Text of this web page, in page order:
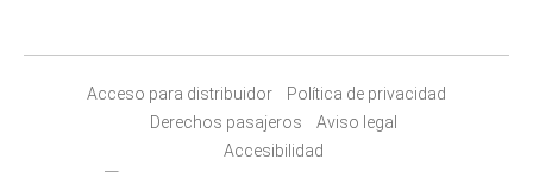
Acceso para distribuidor
Política de privacidad
Derechos pasajeros
Aviso legal
Accesibilidad